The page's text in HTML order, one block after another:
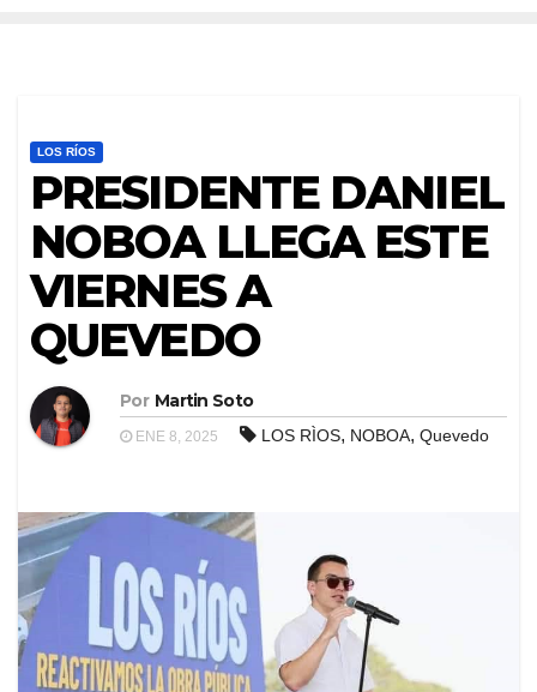
LOS RÍOS
PRESIDENTE DANIEL
NOBOA LLEGA ESTE
VIERNES A
QUEVEDO
Por Martin Soto
ENE 8, 2025 LOS RÌOS, NOBOA, Quevedo